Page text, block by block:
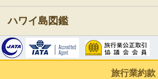
ハワイ島図鑑
旅行業約款